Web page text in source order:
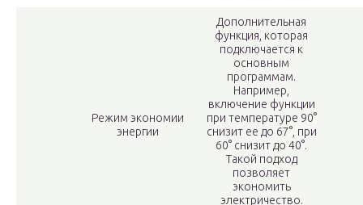
Режим экономии
энергии
Дополнительная
функция, которая
подключается к
основным
программам.
Например,
включение функции
при температуре 90°
снизит ее до 67°, при
60° снизит до 40°.
Такой подход
позволяет
экономить
электричество.